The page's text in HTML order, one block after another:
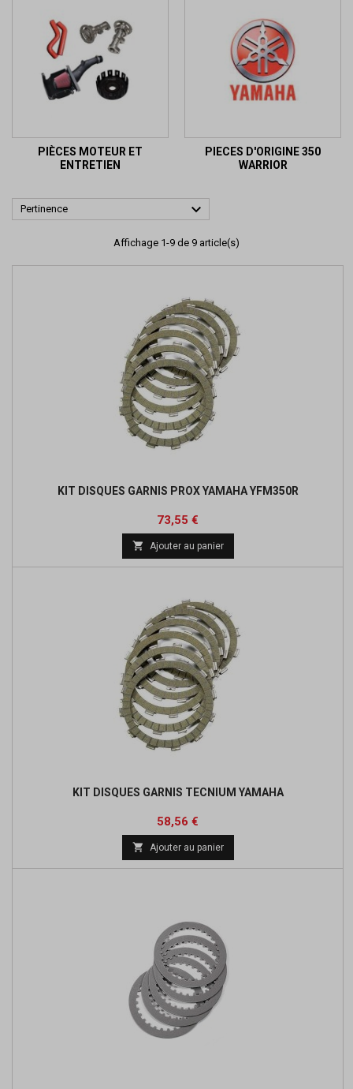
PIÈCES MOTEUR ET
ENTRETIEN
PIECES D'ORIGINE 350
WARRIOR
Pertinence 
Affichage 1-9 de 9 article(s)
KIT DISQUES GARNIS PROX YAMAHA YFM350R
Prix
73,55 €
base
 Ajouter au panier
KIT DISQUES GARNIS TECNIUM YAMAHA
Prix
58,56 €
base
 Ajouter au panier